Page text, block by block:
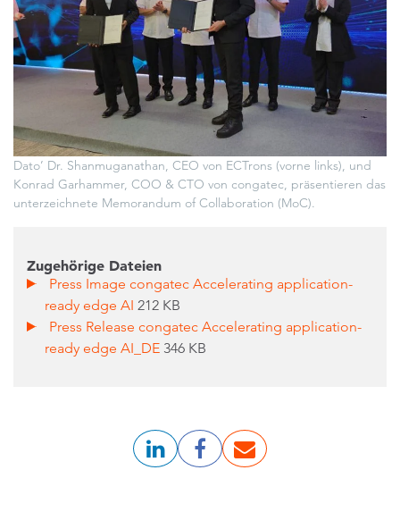
Dato’ Dr. Shanmuganathan, CEO von ECTrons (vorne links), und
Konrad Garhammer, COO & CTO von congatec, präsentieren das
unterzeichnete Memorandum of Collaboration (MoC).
Zugehörige Dateien
Press Image congatec Accelerating application-
ready edge AI 212 KB
Press Release congatec Accelerating application-
ready edge AI_DE 346 KB